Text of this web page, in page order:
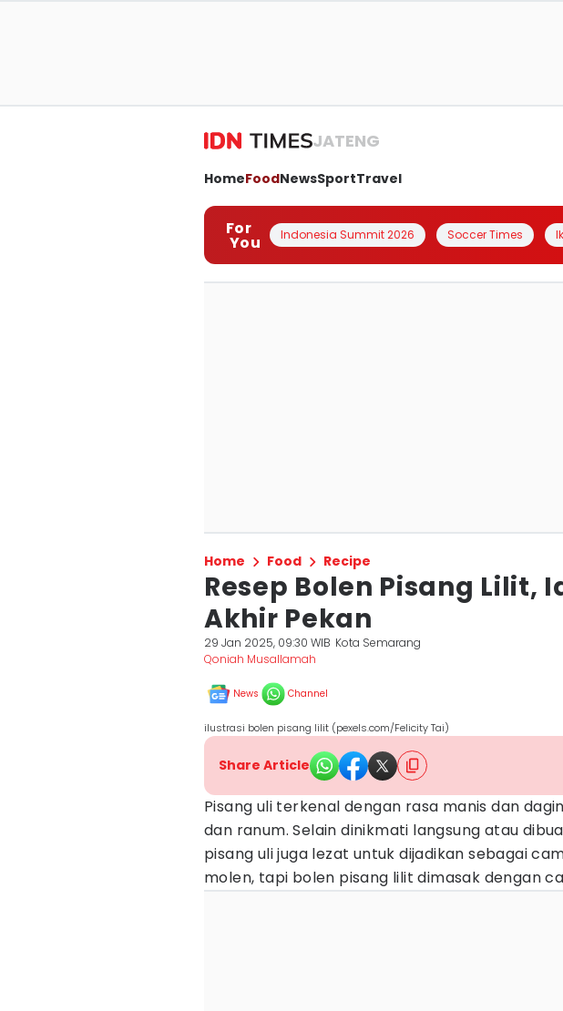
JATENG
HomeFoodNewsSportTravel
For
You Indonesia Summit 2026 Soccer Times
Home Food Recipe
Resep Bolen Pisang Lilit,
Akhir Pekan
29 Jan 2025, 09:30 WIB Kota Semarang
Qoniah Musallamah
News Channel
ilustrasi bolen pisang lilit (pexels.com/Felicity Tai)
Share Article
Pisang uli terkenal dengan rasa manis dan
dan ranum. Selain dinikmati langsung atau
pisang uli juga lezat untuk dijadikan sebagai
molen, tapi bolen pisang lilit dimasak dengan